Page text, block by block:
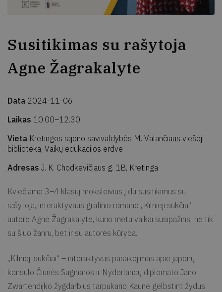
Susitikimas su rašytoja
Agne Žagrakalyte
Data 2024-11-06
Laikas 10.00–12.30
Vieta Kretingos rajono savivaldybės M. Valančiaus viešoji
biblioteka, Vaikų edukacijos erdvė
Adresas J. K. Chodkevičiaus g. 1B, Kretinga
Kviečiame 3–4 klasių moksleivius į du susitikimus su
rašytoja, interaktyvaus grafinio romano „Kilnieji sukčiai“
autore Agne Žagrakalyte, kurio metu vaikai susipažins ne tik
su šiuo žanru, bet ir su autorės kūryba.
„Kilnieji sukčiai“ – interaktyvus pasakojimas apie japonų
konsulo Čiunės Sugiharos ir Nyderlandų diplomato Jano
Zwartendijko žygdarbius tarpukario Kaune gelbstint žydus.